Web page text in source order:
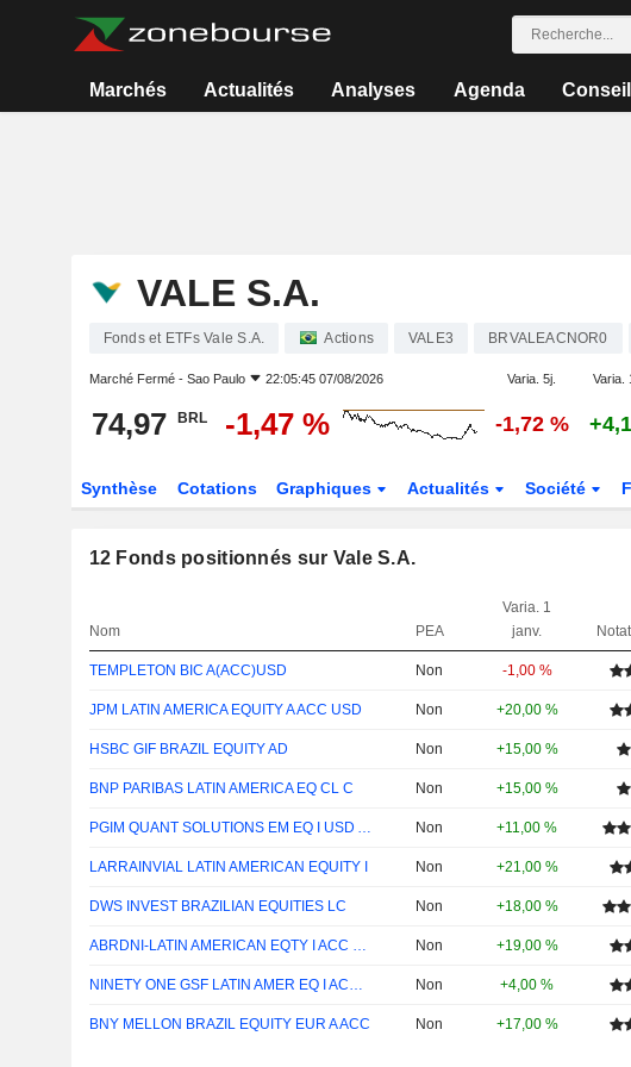
Marchés Actualités Analyses Agenda
VALE S.A.
Fonds et ETFs Vale S.A. Actions VALE3 BRVALEACNOR0
Marché Fermé - Sao Paulo 22:05:45 07/08/2026 Varia. 5j. Varia.
74,97 BRL -1,47 % -1,72 %
Synthèse Cotations Graphiques Actualités Société
12 Fonds positionnés sur Vale S.A.
Nom PEA
Varia. 1
janv.
TEMPLETON BIC A(ACC)USD Non -1,00 %
JPM LATIN AMERICA EQUITY A ACC USD Non +20,00 %
HSBC GIF BRAZIL EQUITY AD Non +15,00 %
BNP PARIBAS LATIN AMERICA EQ CL C Non +15,00 %
PGIM QUANT SOLUTIONS EM EQ I USD ACC Non +11,00 %
LARRAINVIAL LATIN AMERICAN EQUITY I Non +21,00 %
DWS INVEST BRAZILIAN EQUITIES LC Non +18,00 %
ABRDNI-LATIN AMERICAN EQTY I ACC USD Non +19,00 %
NINETY ONE GSF LATIN AMER EQ I ACC USD Non +4,00 %
BNY MELLON BRAZIL EQUITY EUR A ACC Non +17,00 %